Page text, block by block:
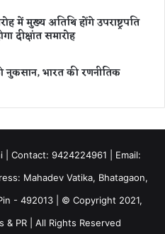
में मुख्य अतिथि होंगे उपराष्ट्रपति
दीक्षांत समारोह
नुकसान, भारत की रणनीतिक
Contact: 9424224961 | Email:
Mahadev Vatika, Bhatagaon,
- 492013 | © Copyright 2021,
& PR | All Rights Reserved